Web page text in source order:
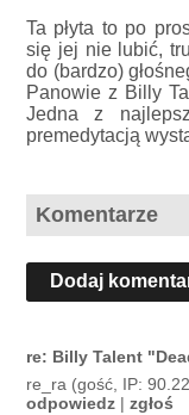
Ta płyta to po
się jej nie lubić,
do (bardzo)
Panowie z Billy
Jedna z
premedytacją
Komentarze
Dodaj
re: Billy Talent
re_ra (gość, IP:
odpowiedz |zgłoś